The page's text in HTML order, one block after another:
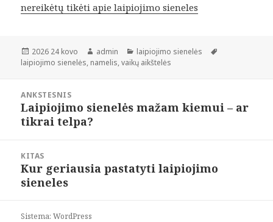
nereikėtų tikėti apie laipiojimo sieneles
Paskelbta
2026 24 kovo Autorius
admin Kategorijos
laipiojimo sienelės
laipiojimo sienelės, namelis,vaikų aikštelės
įrašų
ANKSTESNIS
Ankstesnis
įrašas:
Laipiojimo sienelės mažam kiemui – ar
tikrai telpa?
KITAS
Paskesnis
įrašas:
Kur geriausia pastatyti laipiojimo
sieneles
Sistema: WordPress